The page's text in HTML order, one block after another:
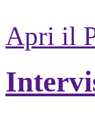
Apri il